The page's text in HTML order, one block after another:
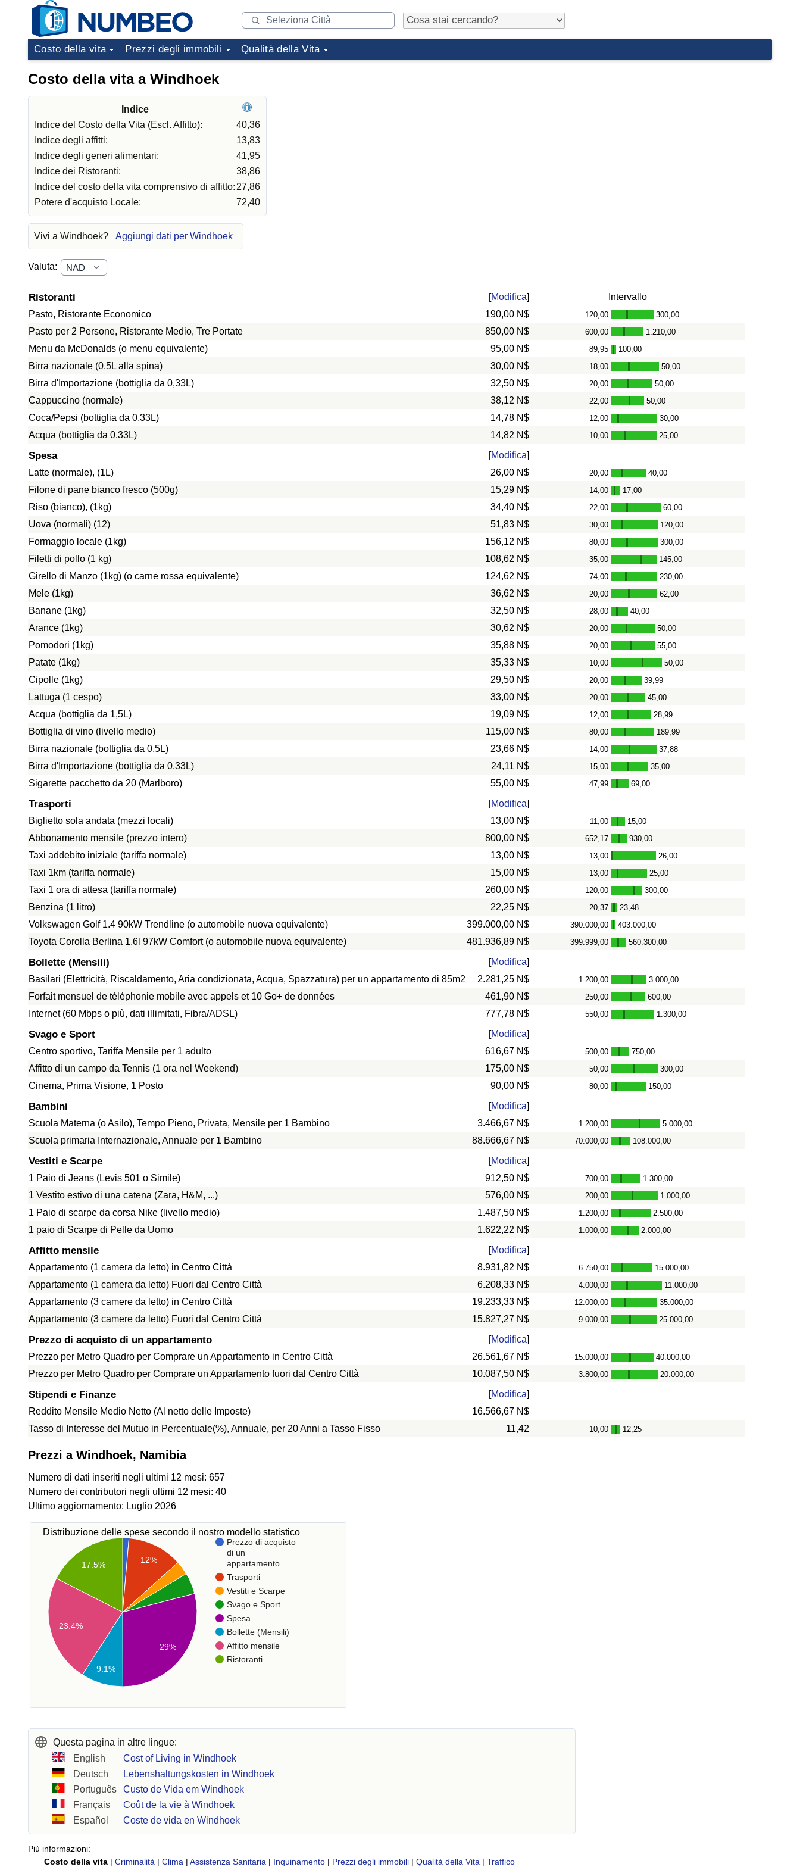
Costo della vita Prezzi degli immobili Qualità della Vita
Costo della vita a Windhoek
Indice
Indice del Costo della Vita (Escl. Affitto):
40,36
Indice degli affitti:
13,83
Indice degli generi alimentari:
41,95
Indice dei Ristoranti:
38,86
Indice del costo della vita comprensivo di affitto: 27,86
Potere d'acquisto Locale:
72,40
Vivi a Windhoek? Aggiungi dati per Windhoek
Valuta:
Ristoranti [Modifica]
Intervallo
Pasto, Ristorante Economico
190,00 N$ 120,00 - 300,00
Pasto per 2 Persone, Ristorante Medio, Tre Portate 850,00 N$ 600,00 - 1.210,00
Menu da McDonalds (o menu equivalente) 95,00 N$ 89,95 - 100,00
Birra nazionale (0,5L alla spina) 30,00 N$ 18,00 - 50,00
Birra d'Importazione (bottiglia da 0,33L) 32,50 N$ 20,00 - 50,00
Cappuccino (normale) 38,12 N$ 22,00 - 50,00
Coca/Pepsi (bottiglia da 0,33L) 14,78 N$ 12,00 - 30,00
Acqua (bottiglia da 0,33L) 14,82 N$ 10,00 - 25,00
Spesa [Modifica]
Latte (normale), (1L)
26,00 N$ 20,00 - 40,00
Filone di pane bianco fresco (500g) 15,29 N$ 14,00 - 17,00
Riso (bianco), (1kg) 34,40 N$ 22,00 - 60,00
Uova (normali) (12) 51,83 N$ 30,00 - 120,00
Formaggio locale (1kg) 156,12 N$ 80,00 - 300,00
Filetti di pollo (1 kg) 108,62 N$ 35,00 - 145,00
Girello di Manzo (1kg) (o carne rossa equivalente) 124,62 N$ 74,00 - 230,00
Mele (1kg) 36,62 N$ 20,00 - 62,00
Banane (1kg) 32,50 N$ 28,00 - 40,00
Arance (1kg) 30,62 N$ 20,00 - 50,00
Pomodori (1kg) 35,88 N$ 20,00 - 55,00
Patate (1kg) 35,33 N$ 10,00 - 50,00
Cipolle (1kg) 29,50 N$ 20,00 - 39,99
Lattuga (1 cespo) 33,00 N$ 20,00 - 45,00
Acqua (bottiglia da 1,5L) 19,09 N$ 12,00 - 28,99
Bottiglia di vino (livello medio) 115,00 N$ 80,00 - 189,99
Birra nazionale (bottiglia da 0,5L) 23,66 N$ 14,00 - 37,88
Birra d'Importazione (bottiglia da 0,33L) 24,11 N$ 15,00 - 35,00
Sigarette pacchetto da 20 (Marlboro) 55,00 N$ 47,99 - 69,00
Trasporti [Modifica]
Biglietto sola andata (mezzi locali)
13,00 N$ 11,00 - 15,00
Abbonamento mensile (prezzo intero) 800,00 N$ 652,17 - 930,00
Taxi addebito iniziale (tariffa normale) 13,00 N$ 13,00 - 26,00
Taxi 1km (tariffa normale) 15,00 N$ 13,00 - 25,00
Taxi 1 ora di attesa (tariffa normale) 260,00 N$ 120,00 - 300,00
Benzina (1 litro) 22,25 N$ 20,37 - 23,48
Volkswagen Golf 1.4 90kW Trendline (o automobile nuova equivalente) 399.000,00 N$ 390.000,00 - 403.000,00
Toyota Corolla Berlina 1.6l 97kW Comfort (o automobile nuova equivalente) 481.936,89 N$ 399.999,00 - 560.300,00
Bollette (Mensili) [Modifica]
Basilari (Elettricità, Riscaldamento, Aria condizionata, Acqua, Spazzatura) per un appartamento di 85m2
2.281,25 N$ 1.200,00 - 3.000,00
Forfait mensuel de téléphonie mobile avec appels et 10 Go+ de données 461,90 N$ 250,00 - 600,00
Internet (60 Mbps o più, dati illimitati, Fibra/ADSL) 777,78 N$ 550,00 - 1.300,00
Svago e Sport [Modifica]
Centro sportivo, Tariffa Mensile per 1 adulto
616,67 N$ 500,00 - 750,00
Affitto di un campo da Tennis (1 ora nel Weekend) 175,00 N$ 50,00 - 300,00
Cinema, Prima Visione, 1 Posto 90,00 N$ 80,00 - 150,00
Bambini [Modifica]
Scuola Materna (o Asilo), Tempo Pieno, Privata, Mensile per 1 Bambino
3.466,67 N$ 1.200,00 - 5.000,00
Scuola primaria Internazionale, Annuale per 1 Bambino 88.666,67 N$ 70.000,00 - 108.000,00
Vestiti e Scarpe [Modifica]
1 Paio di Jeans (Levis 501 o Simile)
912,50 N$ 700,00 - 1.300,00
1 Vestito estivo di una catena (Zara, H&M, ...) 576,00 N$ 200,00 - 1.000,00
1 Paio di scarpe da corsa Nike (livello medio) 1.487,50 N$ 1.200,00 - 2.500,00
1 paio di Scarpe di Pelle da Uomo 1.622,22 N$ 1.000,00 - 2.000,00
Affitto mensile [Modifica]
Appartamento (1 camera da letto) in Centro Città
8.931,82 N$ 6.750,00 - 15.000,00
Appartamento (1 camera da letto) Fuori dal Centro Città 6.208,33 N$ 4.000,00 - 11.000,00
Appartamento (3 camere da letto) in Centro Città 19.233,33 N$ 12.000,00 - 35.000,00
Appartamento (3 camere da letto) Fuori dal Centro Città 15.827,27 N$ 9.000,00 - 25.000,00
Prezzo di acquisto di un appartamento [Modifica]
Prezzo per Metro Quadro per Comprare un Appartamento in Centro Città
26.561,67 N$ 15.000,00 - 40.000,00
Prezzo per Metro Quadro per Comprare un Appartamento fuori dal Centro Città 10.087,50 N$ 3.800,00 - 20.000,00
Stipendi e Finanze [Modifica]
Reddito Mensile Medio Netto (Al netto delle Imposte)
16.566,67 N$
Tasso di Interesse del Mutuo in Percentuale(%), Annuale, per 20 Anni a Tasso Fisso
11,42 10,00 - 12,25
Prezzi a Windhoek, Namibia
Numero di dati inseriti negli ultimi 12 mesi: 657
Numero dei contributori negli ultimi 12 mesi: 40
Ultimo aggiornamento: Luglio 2026
Distribuzione delle spese secondo il nostro modello statistico
Prezzo di acquisto
di un
appartamento
Trasporti
Vestiti e Scarpe
Svago e Sport
Spesa
Bollette (Mensili)
Affitto mensile
Ristoranti
12%
29%
17.5%
23.4%
9.1%
Questa pagina in altre lingue:
English
Cost of Living in Windhoek
Deutsch
Lebenshaltungskosten in Windhoek
Português
Custo de Vida em Windhoek
Français
Coût de la vie à Windhoek
Español
Coste de vida en Windhoek
Più informazioni:
Costo della vita | Criminalità | Clima | Assistenza Sanitaria | Inquinamento | Prezzi degli immobili | Qualità della Vita | Traffico